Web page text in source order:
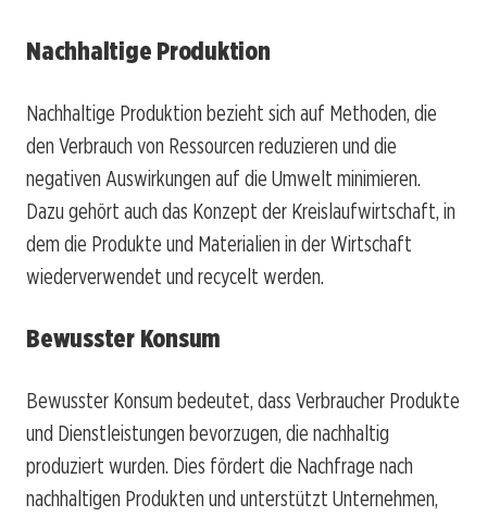
Nachhaltige Produktion
Nachhaltige Produktion bezieht sich auf Methoden, die
den Verbrauch von Ressourcen reduzieren und die
negativen Auswirkungen auf die Umwelt minimieren.
Dazu gehört auch das Konzept der Kreislaufwirtschaft, in
dem die Produkte und Materialien in der Wirtschaft
wiederverwendet und recycelt werden.
Bewusster Konsum
Bewusster Konsum bedeutet, dass Verbraucher Produkte
und Dienstleistungen bevorzugen, die nachhaltig
produziert wurden. Dies fördert die Nachfrage nach
nachhaltigen Produkten und unterstützt Unternehmen,